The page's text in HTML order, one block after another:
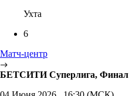
Ухта
6
Матч-центр
БЕТСИТИ Суперлига, Финал